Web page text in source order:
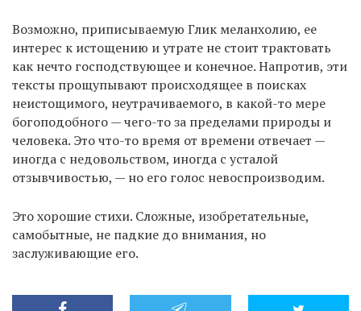
Возможно, приписываемую Глик меланхолию, ее
интерес к истощению и утрате не стоит трактовать
как нечто господствующее и конечное. Напротив, эти
тексты прощупывают происходящее в поисках
неистощимого, неутрачиваемого, в какой-то мере
богоподобного — чего-то за пределами природы и
человека. Это что-то время от времени отвечает —
иногда с недовольством, иногда с усталой
отзывчивостью, — но его голос невоспроизводим.
Это хорошие стихи. Сложные, изобретательные,
самобытные, не падкие до внимания, но
заслуживающие его.